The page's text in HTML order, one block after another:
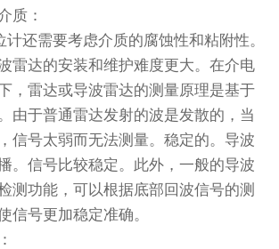
质：
计还需要考虑介质的腐蚀性和粘附性。
雷达的安装和维护难度更大。在介电
，雷达或导波雷达的测量原理是基于
由于普通雷达发射的波是发散的，当
信号太弱而无法测量。稳定的。导波
。信号比较稳定。此外，一般的导波
测功能，可以根据底部回波信号的测
信号更加稳定准确。